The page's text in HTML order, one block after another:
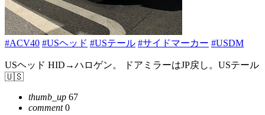
#ACV40 #USヘッド #USテール #サイドマーカー #USDM
USヘッド HID→ハロゲン。 ドアミラーはJP戻し。USテール
🇺🇸
thumb_up 67
comment0